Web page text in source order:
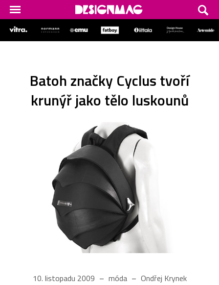
Batoh značky Cyclus tvoří
krunýř jako tělo luskounů
10. listopadu 2009 móda Ondřej Krynek